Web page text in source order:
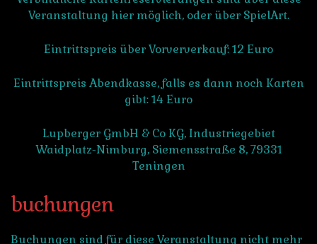
Veranstaltung hier möglich, oder über SpielArt.
Eintrittspreis über Vorververkauf: 12 Euro
Eintrittspreis Abendkasse, falls es dann noch Karten
gibt: 14 Euro
Lupberger GmbH & Co KG, Industriegebiet
Waidplatz-Nimburg, Siemensstraße 8, 79331
Teningen
buchungen
Buchungen sind für diese Veranstaltung nicht mehr